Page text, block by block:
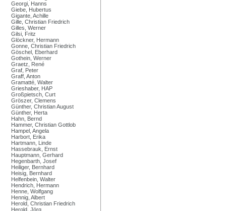
Georgi, Hanns
Giebe, Hubertus
Gigante, Achille
Gille, Christian Friedrich
Gilles, Werner
Gilsi, Fritz
Glöckner, Hermann
Gonne, Christian Friedrich
Göschel, Eberhard
Gothein, Werner
Graetz, René
Graf, Peter
Graff, Anton
Gramatté, Walter
Grieshaber, HAP
Großpietsch, Curt
Gröszer, Clemens
Günther, Christian August
Günther, Herta
Hahn, Bernd
Hammer, Christian Gottlob
Hampel, Angela
Harbort, Erika
Hartmann, Linde
Hassebrauk, Ernst
Hauptmann, Gerhard
Hegenbarth, Josef
Heiliger, Bernhard
Heisig, Bernhard
Helfenbein, Walter
Hendrich, Hermann
Henne, Wolfgang
Hennig, Albert
Herold, Christian Friedrich
Herold, Jörg